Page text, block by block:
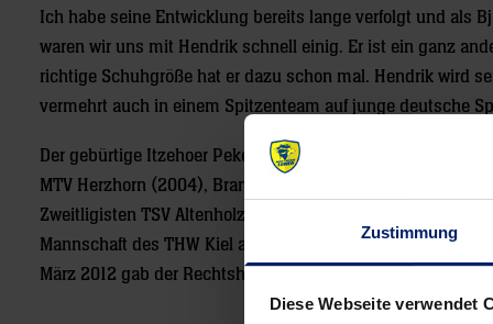
Zustimmung
Diese Webseite verwendet
Ich habe seine Entwicklung bereits lange verfolgt und als
waren wir uns mit Hendrik schnell einig. Er ist ein ganz
richtige Schuhgröße hat er dazu schon mal. Hendrik wird
vermehrt auch in einem Spitzenteam auf junge deutsche
Der gebürtige Itzehoer Pekeler begann das
MTV Herzhorn (2004), Bramstedter TS (2007) schließlich
Zweitligisten TSV Altenholz, ab 2009 war der Kreisläufer
Mannschaft des THW Kiel am Ball. 2010 wechselte er zum
März 2012 gab der Rechtshänder in Mannheim gegen